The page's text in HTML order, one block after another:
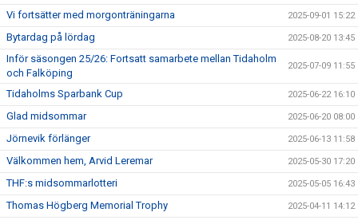
Vi fortsätter med morgonträningarna 2025-09-01 15:22
Bytardag på lördag 2025-08-20 13:45
Inför säsongen 25/26: Fortsatt samarbete mellan Tidaholm
och Falköping
2025-07-09 11:55
Tidaholms Sparbank Cup 2025-06-22 16:10
Glad midsommar 2025-06-20 08:00
Jörnevik förlänger 2025-06-13 11:58
Välkommen hem, Arvid Leremar 2025-05-30 17:20
THF:s midsommarlotteri 2025-05-05 16:43
Thomas Högberg Memorial Trophy 2025-04-11 14:12